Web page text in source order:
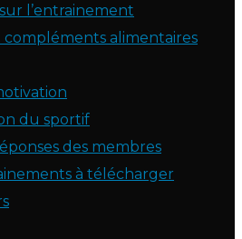
l’entrainement
alimentaires
du sportif
des membres
à télécharger